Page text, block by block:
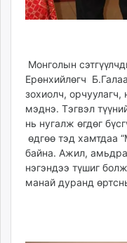
unuudur.mn
fact.mn
itoim.mn
tumen.mn
shuum.mn
times.mn
tvmongolia.mn
mass.mn
unegui.mn
Монголын
Ерөнхийлөгч
зохиолч, орчуулагч,
мэднэ. Тэгвэл
нь нугалж өгдөг
өдгөө тэд хамтдаа
байна. Ажил,
нэгэндээ түшиг
манай дуранд